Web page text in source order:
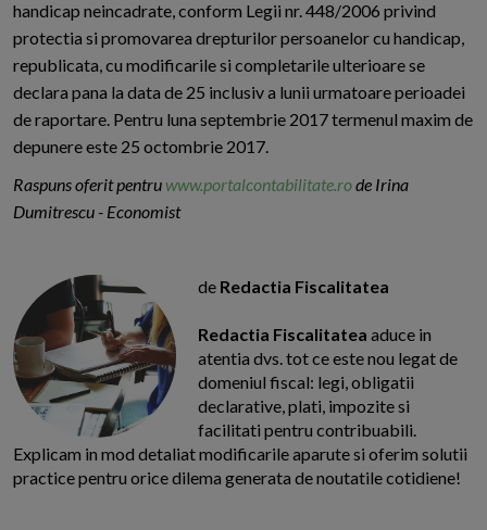
handicap neincadrate, conform Legii nr. 448/2006 privind
protectia si promovarea drepturilor persoanelor cu handicap,
republicata, cu modificarile si completarile ulterioare se
declara pana la data de 25 inclusiv a lunii urmatoare perioadei
de raportare. Pentru luna septembrie 2017 termenul maxim de
depunere este 25 octombrie 2017.
Raspuns oferit pentru www.portalcontabilitate.rode Irina
Dumitrescu - Economist
de Redactia Fiscalitatea
Redactia Fiscalitatea aduce in
atentia dvs. tot ce este nou legat de
domeniul fiscal: legi, obligatii
declarative, plati, impozite si
facilitati pentru contribuabili.
Explicam in mod detaliat modificarile aparute si oferim solutii
practice pentru orice dilema generata de noutatile cotidiene!